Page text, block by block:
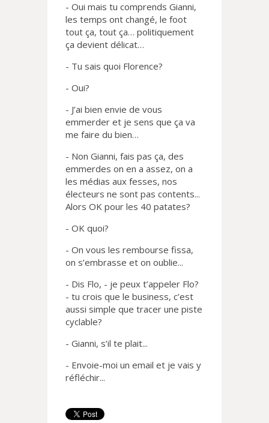
- Oui mais tu comprends Gianni,
les temps ont changé, le foot
tout ça, tout ça… politiquement
ça devient délicat…
- Tu sais quoi Florence?
- Oui?
- J’ai bien envie de vous
emmerder et je sens que ça va
me faire du bien…
- Non Gianni, fais pas ça, des
emmerdes on en a assez, on a
les médias aux fesses, nos
électeurs ne sont pas contents...
Alors OK pour les 40 patates?
- OK quoi?
- On vous les rembourse fissa,
on s’embrasse et on oublie...
- Dis Flo, - je peux t’appeler Flo?
- tu crois que le business, c’est
aussi simple que tracer une piste
cyclable?
- Gianni, s’il te plait...
- Envoie-moi un email et je vais y
réfléchir...